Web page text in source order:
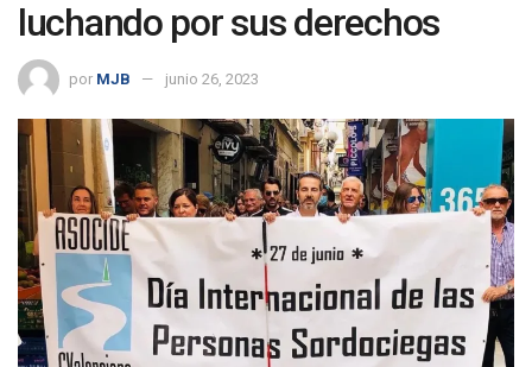
luchando por sus derechos
por MJB junio 26, 2023